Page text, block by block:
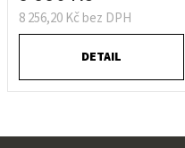
8 256,20 Kč bez DPH
DETAIL